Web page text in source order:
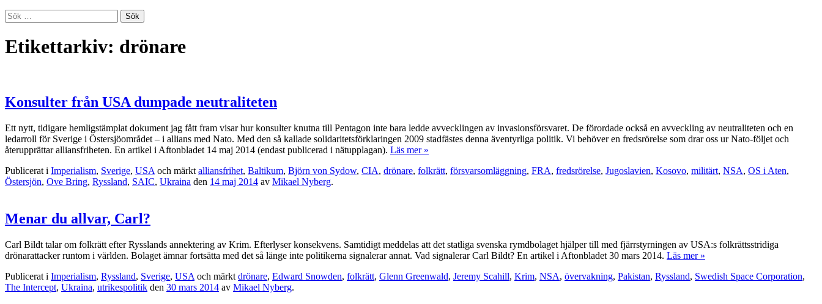
Sök
efter:
Etikettarkiv: drönare
Konsulter från USA dumpade neutraliteten
Ett nytt, tidigare hemligstämplat dokument jag fått fram visar hur konsulter knutna till Pentagon inte bara ledde avvecklingen av invasionsförsvaret. De förordade också en avveckling av neutraliteten och en
ledarroll för Sverige i Östersjöområdet – i allians med Nato. Med den så kallade solidaritetsförklaringen 2009 stadfästes denna äventyrliga politik. Vi behöver en fredsrörelse som drar oss ur Nato-följet och
återupprättar alliansfriheten. En artikel i Aftonbladet 14 maj 2014 (endast publicerad i nätupplagan). Läs mer »
Publicerat i Imperialism, Sverige, USA och märkt alliansfrihet, Baltikum, Björn von Sydow, CIA, drönare, folkrätt, försvarsomläggning, FRA, fredsrörelse, Jugoslavien, Kosovo, militärt, NSA, OS i Aten,
Östersjön, Ove Bring, Ryssland, SAIC, Ukraina den 14 maj 2014 av Mikael Nyberg.
Menar du allvar, Carl?
Carl Bildt talar om folkrätt efter Rysslands annektering av Krim. Efterlyser konsekvens. Samtidigt meddelas att det statliga svenska rymdbolaget hjälper till med fjärrstyrningen av USA:s folkrättsstridiga
drönarattacker runtom i världen. Bolaget ämnar fortsätta med det så länge inte politikerna signalerar annat. Vad signalerar Carl Bildt? En artikel i Aftonbladet 30 mars 2014. Läs mer »
Publicerat i Imperialism, Ryssland, Sverige, USA och märkt drönare, Edward Snowden, folkrätt, Glenn Greenwald, Jeremy Scahill, Krim, NSA, övervakning, Pakistan, Ryssland, Swedish Space Corporation,
The Intercept, Ukraina, utrikespolitik den 30 mars 2014 av Mikael Nyberg.